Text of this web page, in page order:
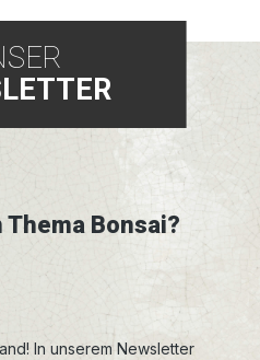
Bonsai?
In unserem Newsletter